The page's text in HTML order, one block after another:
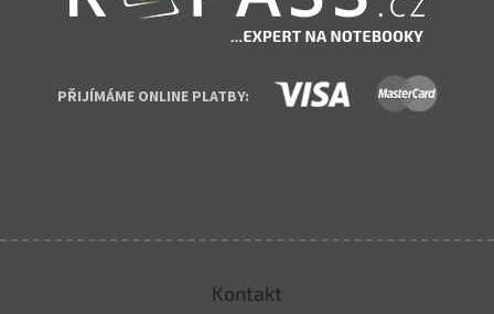
PŘIJÍMÁME ONLINE PLATBY:
Kontakt